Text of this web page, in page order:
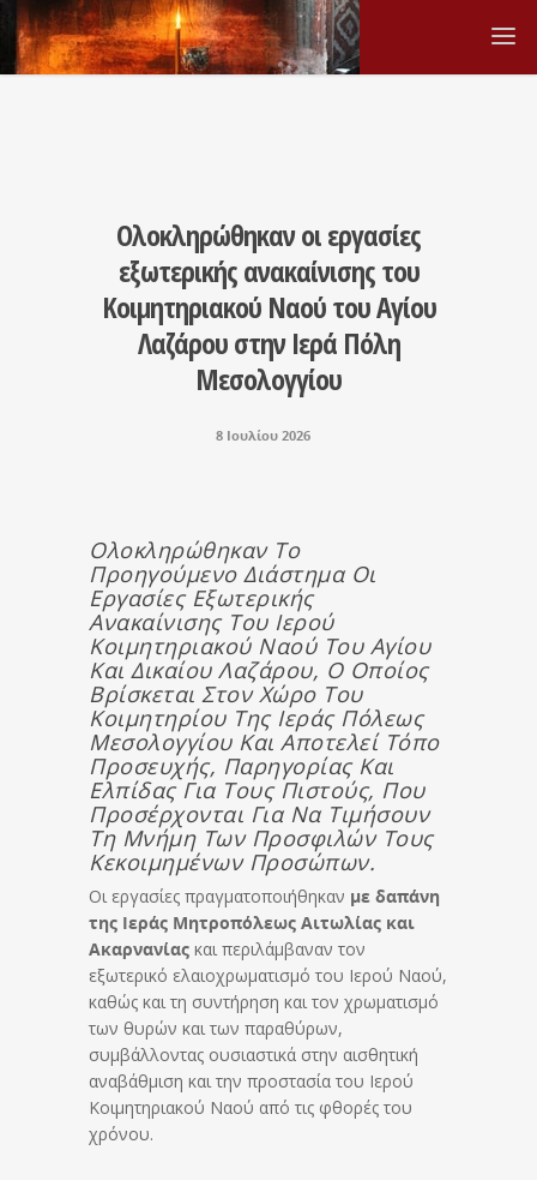
Ολοκληρώθηκαν οι εργασίες
εξωτερικής ανακαίνισης του
Κοιμητηριακού Ναού του Αγίου
Λαζάρου στην Ιερά Πόλη
Μεσολογγίου
8 Ιουλίου 2026
Ολοκληρώθηκαν Το
Προηγούμενο Διάστημα Οι
Εργασίες Εξωτερικής
Ανακαίνισης Του Ιερού
Κοιμητηριακού Ναού Του Αγίου
Και Δικαίου Λαζάρου, Ο Οποίος
Βρίσκεται Στον Χώρο Του
Κοιμητηρίου Της Ιεράς Πόλεως
Μεσολογγίου Και Αποτελεί Τόπο
Προσευχής, Παρηγορίας Και
Ελπίδας Για Τους Πιστούς, Που
Προσέρχονται Για Να Τιμήσουν
Τη Μνήμη Των Προσφιλών Τους
Κεκοιμημένων Προσώπων.
Οι εργασίες πραγματοποιήθηκαν με δαπάνη
της Ιεράς Μητροπόλεως Αιτωλίας και
Ακαρνανίας και περιλάμβαναν τον
εξωτερικό ελαιοχρωματισμό του Ιερού Ναού,
καθώς και τη συντήρηση και τον χρωματισμό
των θυρών και των παραθύρων,
συμβάλλοντας ουσιαστικά στην αισθητική
αναβάθμιση και την προστασία του Ιερού
Κοιμητηριακού Ναού από τις φθορές του
χρόνου.